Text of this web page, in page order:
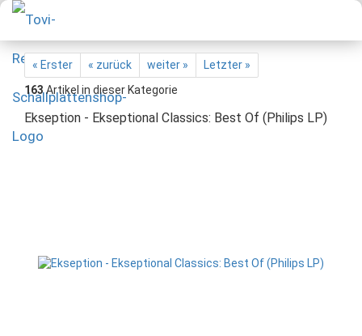
« Erster « zurück weiter »
Letzter »
163Artikel in dieser Kategorie
Ekseption - Ekseptional Classics: Best Of (Philips LP)